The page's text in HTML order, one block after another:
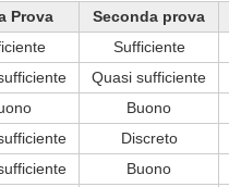
Prova Seconda prova
Sufficiente
Quasi sufficiente
Buono
Discreto
Buono